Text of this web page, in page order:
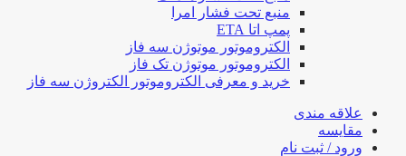
منبع تحت فشار امرا
پمپ اتا ETA
الکتروموتور موتوژن سه فاز
الکتروموتور موتوژن تک فاز
خرید و معرفی الکتروموتور الکتروژن سه فاز
علاقه مندی
مقایسه
ورود / ثبت نام